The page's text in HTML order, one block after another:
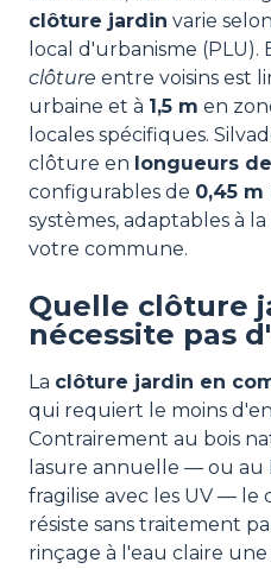
clôture jardin varie
local d'urbanisme
clôture entre voisins est
urbaine et à 1,5 m en
locales spécifiques.
clôture en longueurs
configurables de 0,45 m
systèmes, adaptables à
votre commune.
Quelle clôture
nécessite pas
La clôture jardin en
qui requiert le moins
Contrairement au bois
lasure annuelle — ou au
fragilise avec les UV — le
résiste sans traitement
rinçage à l'eau claire